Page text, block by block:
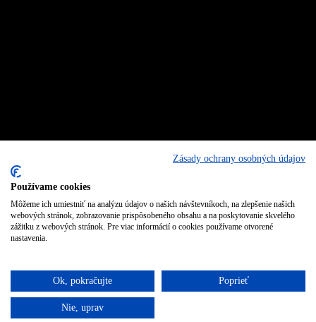
Zásady ochrany osobných údajov
Používame cookies
Môžeme ich umiestniť na analýzu údajov o našich návštevníkoch, na zlepšenie našich
webových stránok, zobrazovanie prispôsobeného obsahu a na poskytovanie skvelého
zážitku z webových stránok. Pre viac informácií o cookies používame otvorené
nastavenia.
Ok, pokračujte Poprieť
Nie, uprav